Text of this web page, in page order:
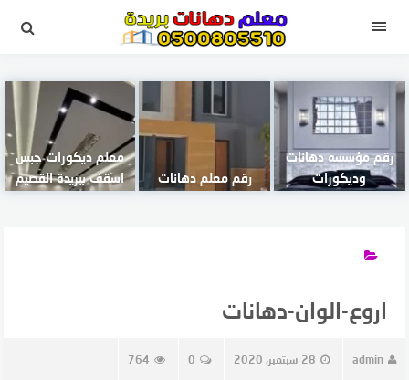
القائمة
رقم مؤسسه دهانات
وديكورات
رقم معلم دهانات
معلم ديكورات جبس
اسقف ببريدة القصيم
اروع-الوان-دهانات
admin 28 سبتمبر، 2020 0
764